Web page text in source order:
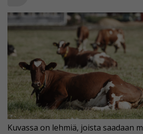
Kuvassa on lehmiä, joista saadaan